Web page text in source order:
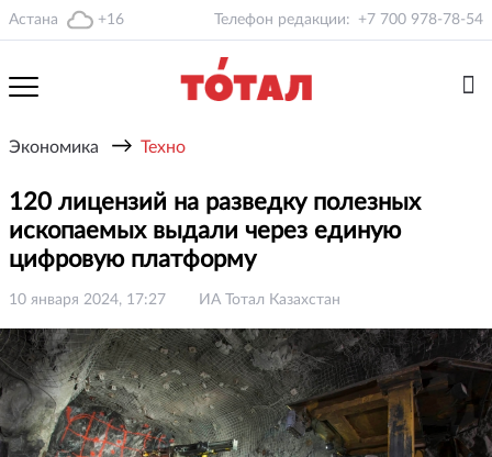
Астана +16 Телефон редакции: +7 700 978-78-54
Экономика → Техно
120 лицензий на разведку полезных
ископаемых выдали через единую
цифровую платформу
10 января 2024, 17:27 ИА Тотал Казахстан